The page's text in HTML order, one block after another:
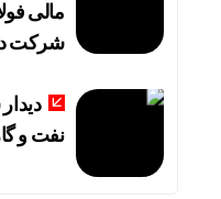
مالی
شرکت در
نفت و